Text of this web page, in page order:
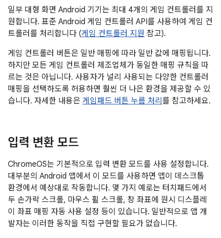
일부 대형 화면 Android 기기는 최대 4개의 게임 컨트롤러를 지
원합니다. 표준 Android 게임 컨트롤러 API를 사용하여 게임 컨
트롤러를 처리합니다 (게임 컨트롤러 지원 참고).
게임 컨트롤러 버튼은 일반 매핑에 따라 일반 값에 매핑됩니다.
하지만 모든 게임 컨트롤러 제조업체가 동일한 매핑 규칙을 따
르는 것은 아닙니다. 사용자가 널리 사용되는 다양한 컨트롤러
매핑을 선택하도록 허용하면 훨씬 더 나은 환경을 제공할 수 있
습니다. 자세한 내용은 게임패드 버튼 누름 처리 를 참고하세요.
입력 변환 모드
ChromeOS는 기본적으로 입력 변환 모드를 사용 설정합니다.
대부분의 Android 앱에서 이 모드를 사용하면 앱이 데스크톱
환경에서 예상대로 작동합니다. 몇 가지 예로는 터치패드에서
두 손가락 스크롤, 마우스 휠 스크롤, 창 좌표에 원시 디스플레
이 좌표 매핑 자동 사용 설정 등이 있습니다. 일반적으로 앱 개
발자는 이러한 동작을 직접 구현할 필요가 없습니다.